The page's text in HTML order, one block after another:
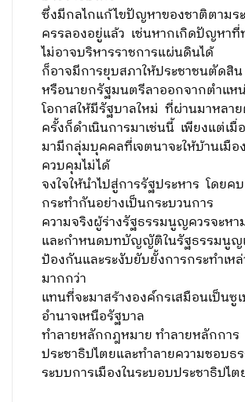
ซึ่งมีกลไกแก้ไขปัญหาของชาติตามร
ครรลองอยู่แล้ว เช่นหากเกิดปัญหาที่
ไม่อาจบริหารราชการแผ่นดินได้
ก็อาจมีการยุบสภาให้ประชาชนตัดสิน
หรือนายกรัฐมนตรีลาออกจากตำแห
โอกาสให้มีรัฐบาลใหม่ ที่ผ่านมาหลา
ครั้งก็ดำเนินการมาเช่นนี้ เพียงแต่เ
มามีกลุ่มบุคคลที่เจตนาจะให้บ้านเมื
ควบคุมไม่ได้
จงใจให้นำไปสู่การรัฐประหาร โดยค
กระทำกันอย่างเป็นกระบวนการ
ความจริงผู้ร่างรัฐธรรมนูญควรจะหา
และกำหนดบทบัญญัติในรัฐธรรมนูญ
ป้องกันและระงับยับยั้งการกระทำเห
มากกว่า
แทนที่จะมาสร้างองค์กรเสมือนเป็นซู
อำนาจเหนือรัฐบาล
ทำลายหลักกฎหมาย ทำลายหลักการ
ประชาธิปไตยและทำลายความชอบธ
ระบบการเมืองในระบอบประชาธิปไต